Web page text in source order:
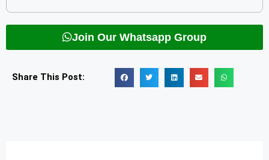
Join Our Whatsapp Group
Share This Post: